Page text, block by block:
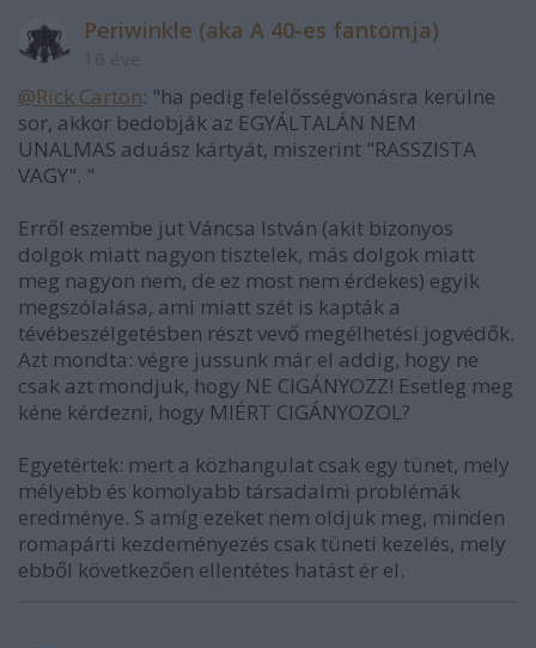
Periwinkle (aka A 40-es fantomja)
@Rick Carton: "ha pedig felelősségvonásra kerülne
sor, akkor bedobják az EGYÁLTALÁN NEM
UNALMAS aduász kártyát, miszerint "RASSZISTA
VAGY". "
Erről eszembe jut Váncsa István (akit bizonyos
dolgok miatt nagyon tisztelek, más dolgok miatt
meg nagyon nem, de ez most nem érdekes) egyik
megszólalása, ami miatt szét is kapták a
tévébeszélgetésben részt vevő megélhetési jogvédők.
Azt mondta: végre jussunk már el addig, hogy ne
csak azt mondjuk, hogy NE CIGÁNYOZZ! Esetleg meg
kéne kérdezni, hogy MIÉRT CIGÁNYOZOL?
Egyetértek: mert a közhangulat csak egy tünet, mely
mélyebb és komolyabb társadalmi problémák
eredménye. S amíg ezeket nem oldjuk meg, minden
romapárti kezdeményezés csak tüneti kezelés, mely
ebből következően ellentétes hatást ér el.